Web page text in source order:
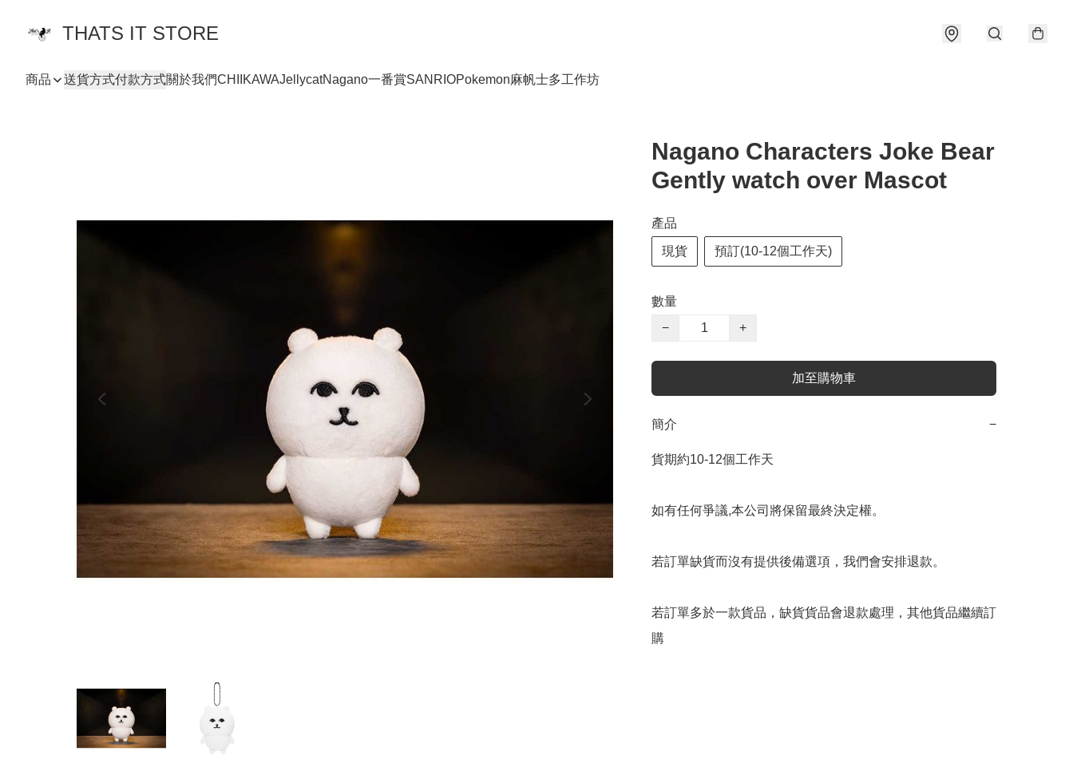
THATS IT STORE
商品 送貨方式付款方式關於我們CHIIKAWAJellycatNagano一番賞SANRIOPokemon麻帆士多工作坊
Nagano Characters Joke Bear
Gently watch over Mascot
產品
現貨 預訂(10-12個工作天)
數量
−
+
加至購物車
簡介 −
貨期約10-12個工作天
如有任何爭議,本公司將保留最終決定權。
若訂單缺貨而沒有提供後備選項，我們會安排退款。
若訂單多於一款貨品，缺貨貨品會退款處理，其他貨品繼續訂